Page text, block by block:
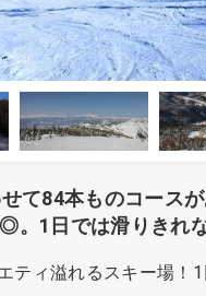
て84本ものコース
1日では滑りきれ
ティ溢れるスキー場！